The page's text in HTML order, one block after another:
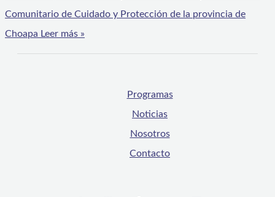
Comunitario de Cuidado y Protección de la provincia de
Choapa Leer más »
Programas
Noticias
Nosotros
Contacto